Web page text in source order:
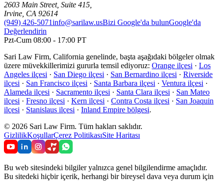
2603 Main Street, Suite 415
Irvine CA 92614
(949) 426-5071info@sarilaw.usBizi Google'da bulunGoogle'da
Değerlendirin
Pzt-Cum 08:00 - 17:00 PT
Sari Law Firm, California genelinde, başta aşağıdaki bölgeler olmak
üzere müvekkillerimizi gururla temsil ediyoruz: Orange ilçesi · Los
Angeles ilçesi · San Diego ilçesi · San Bernardino ilçesi · Riverside
ilçesi · San Francisco ilçesi · Santa Barbara ilçesi · Ventura ilçesi ·
Alameda ilçesi · Sacramento ilçesi · Santa Clara ilçesi · San Mateo
ilçesi · Fresno ilçesi · Kern ilçesi · Contra Costa ilçesi · San Joaquin
ilçesi · Stanislaus ilçesi · Inland Empire bölgesi.
© 2026 Sari Law Firm. Tüm hakları saklıdır.
GizlilikKoşullarÇerez PolitikasıSite Haritası
Bu web sitesindeki bilgiler yalnızca genel bilgilendirme amaçlıdır.
Bu sitedeki hiçbir içerik, herhangi bir bireysel dava veya durum için